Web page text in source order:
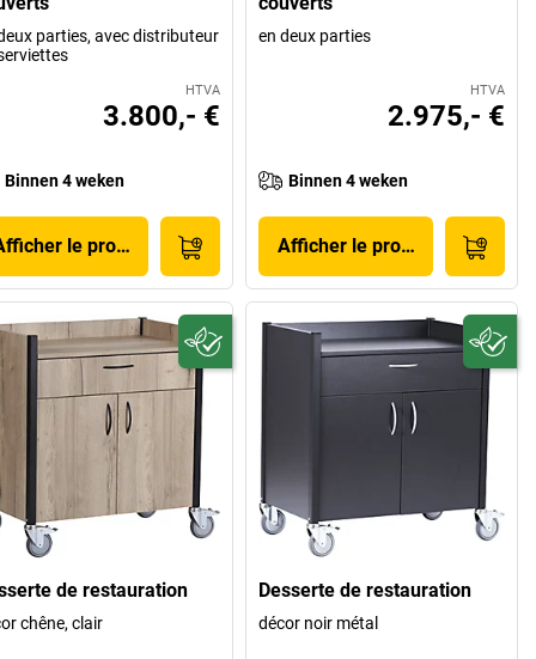
parties, avec distributeur
HTVA
3.800,- €
Binnen 4 weken
le produit
en deux parties
HTVA
2.975,- €
Binnen 4 weken
Afficher le produit
de restauration
chêne, clair
Desserte de restauration
décor noir métal